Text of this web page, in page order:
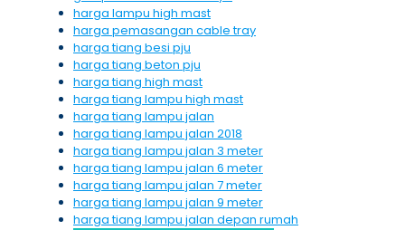
harga lampu high mast
harga pemasangan cable tray
harga tiang besi pju
harga tiang beton pju
harga tiang high mast
harga tiang lampu high mast
harga tiang lampu jalan
harga tiang lampu jalan 2018
harga tiang lampu jalan 3 meter
harga tiang lampu jalan 6 meter
harga tiang lampu jalan 7 meter
harga tiang lampu jalan 9 meter
harga tiang lampu jalan depan rumah